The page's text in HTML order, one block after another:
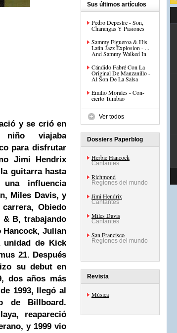
y se crió en
niño viajaba
para disfrutar
Jimi Hendrix
guitarra hasta
influencia
Miles Davis, y
Obiedo
B, trabajando
Hancock, Julian
de Kick
21. Después
su debut en
dos años más
1993, llegó al
de Billboard.
reapareció
y 1999 vio
Sus últimos artículos
Pedro Depestre - Son,
Charangas Y Pasiones
Sammy Figueroa & His
Latin Jazz Explosion - ...
And Sammy Walked In
Cándido Fabré Con La
Original De Manzanillo -
Al Son De La Salsa
Emilio Morales - Con-
cierto Tumbao
Ver todos
Dossiers Paperblog
Herbie Hancock
Cantantes
Richmond
Regiones del mundo
Jimi Hendrix
Cantantes
Miles Davis
Cantantes
San Francisco
Regiones del mundo
Revista
Música